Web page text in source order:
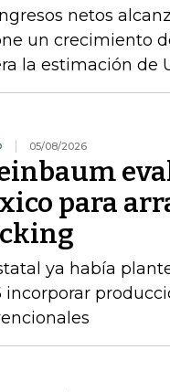
netos
un crecimiento
la estimación de
05/08/2026
para
ya había
incorporar